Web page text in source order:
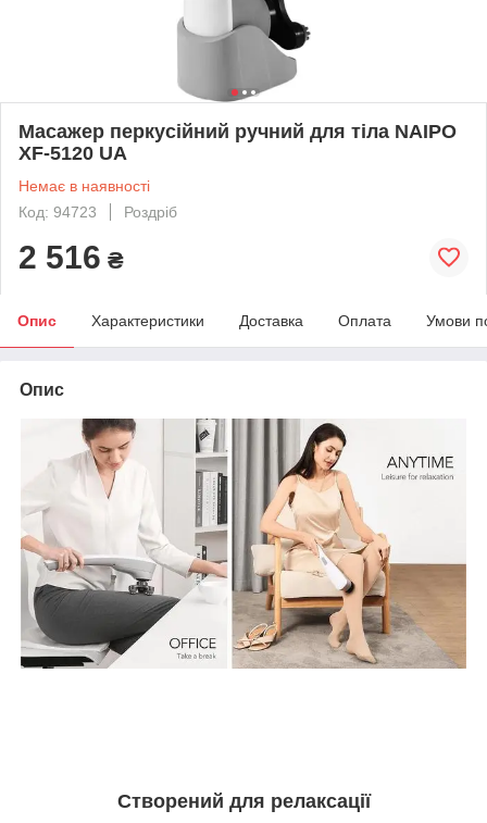
Масажер перкусійний ручний для тіла NAIPO
XF-5120 UA
Немає в наявності
Код: 94723
Роздріб
2 516 ₴
Опис Характеристики Доставка Оплата Умови
Опис
Створений для релаксації